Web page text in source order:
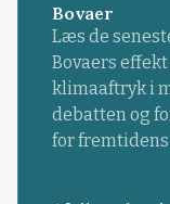
Bovaer
Læs de
Bovaers
klimaaftryk i
debatten og
for